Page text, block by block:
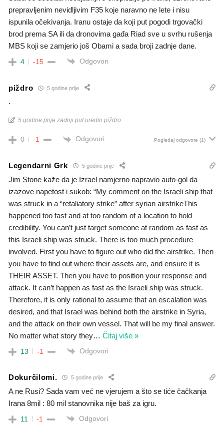
prepravljenim nevidljivim F35 koje naravno ne lete i nisu
ispunila očekivanja. Iranu ostaje da koji put pogodi trgovački
brod prema SA ili da dronovima gađa Riad sve u svrhu rušenja
MBS koji se zamjerio još Obami a sada broji zadnje dane.
4 -15 Odgovori
piždro 5 godine prije
.
5 godine prije zadnji put uredio piždro
0 -1 Odgovori Pogledaj odgovore (1)
Legendarni Grk 5 godine prije
Jim Stone kaže da je Izrael namjerno napravio auto-gol da
izazove napetost i sukob: “My comment on the Israeli ship that
was struck in a “retaliatory strike” after syrian airstrikeThis
happened too fast and at too random of a location to hold
credibility. You can’t just target someone at random as fast as
this Israeli ship was struck. There is too much procedure
involved. First you have to figure out who did the airstrike. Then
you have to find out where their assets are, and ensure it is
THEIR ASSET. Then you have to position your response and
attack. It can’t happen as fast as the Israeli ship was struck.
Therefore, it is only rational to assume that an escalation was
desired, and that Israel was behind both the airstrike in Syria,
and the attack on their own vessel. That will be my final answer.
No matter what story they… Čitaj više »
13 -1 Odgovori
Dokurčilomi. 5 godine prije
A ne Rusi? Sada vam već ne vjerujem a što se tiće čačkanja
Irana 8mil : 80 mil stanovnika nije baš za igru.
11 -1 Odgovori